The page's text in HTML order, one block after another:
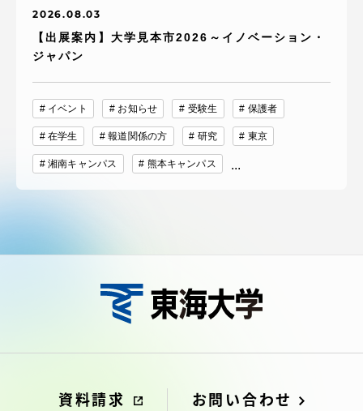
2026.08.03
【出展案内】大学見本市2026～イノベーション・
ジャパン
イベント お知らせ 受験生 保護者
在学生 報道関係の方 研究 東京
湘南キャンパス 熊本キャンパス ...
資料請求 お問い合わせ